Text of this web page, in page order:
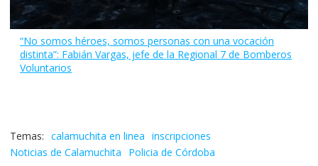
“No somos héroes, somos personas con una vocación
distinta”: Fabián Vargas, jefe de la Regional 7 de Bomberos
Voluntarios
calamuchita en linea inscripciones
Noticias de Calamuchita
Policia de Córdoba